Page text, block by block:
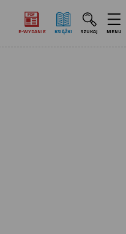
E‑WYDANIE KSIĄŻKI SZUKAJ MENU